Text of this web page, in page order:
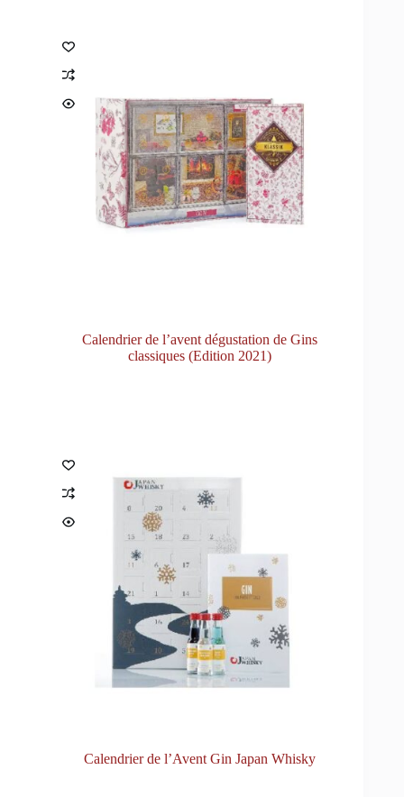
Calendrier de l’avent dégustation de Gins
classiques (Edition 2021)
Calendrier de l’Avent Gin Japan Whisky